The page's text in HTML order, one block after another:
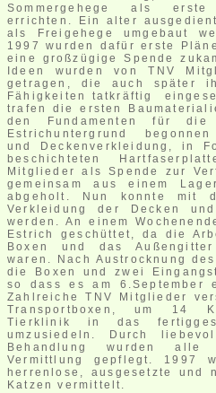
Sommergehege als
errichten. Ein alter
als Freigehege umgebaut
1997 wurden dafür erste
eine großzügige Spende
Ideen wurden von TNV
getragen, die auch später
Fähigkeiten tatkräftig
trafen die ersten
den Fundamenten für
Estrichuntergrund
und Deckenverkleidung, in
beschichteten
Mitglieder als Spende zur
gemeinsam aus einem
abgeholt. Nun konnte mit
Verkleidung der Decken
werden. An einem
Estrich geschüttet, da die
Boxen und das
waren. Nach Austrocknung
die Boxen und zwei
so dass es am 6.September
Zahlreiche TNV Mitglieder
Transportboxen, um 14
Tierklinik in das
umzusiedeln. Durch
Behandlung wurden
Vermittlung gepflegt. 1997
herrenlose, ausgesetzte und
Katzen vermittelt.